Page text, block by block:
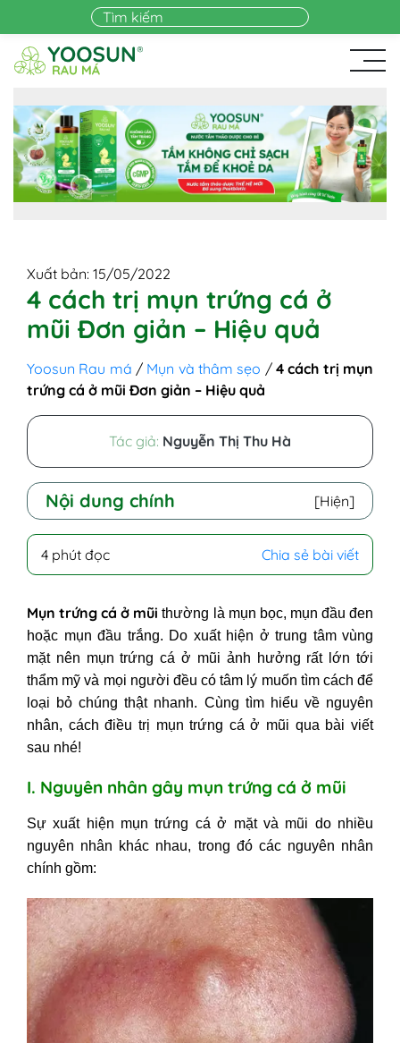
Skip to main content
Xuất bản: 15/05/2022
4 cách trị mụn trứng cá ở
mũi Đơn giản – Hiệu quả
Yoosun Rau má / Mụn và thâm sẹo /4 cách trị mụn
trứng cá ở mũi Đơn giản – Hiệu quả
Tác giả: Nguyễn Thị Thu Hà
Nội dung chính [Hiện]
I. Nguyên nhân gây mụn trứng cá ở
mũi
cá vùng mũi
III. Các phương pháp trị mụn trứng
cá ở mũi đơn giản
1. Sử dụng đá chườm lên mũi
2. Loại bỏ mụn mũi bằng giấm táo
4. Sử dụng kem trị mụn trứng cá ở mũi
IV. Các cách phòng ngừa mụn ở
mũi hiệu quả
4 phút đọc Chia sẻ bài viết
Mụn trứng cá ở mũi thường là mụn bọc, mụn đầu đen
hoặc mụn đầu trắng. Do xuất hiện ở trung tâm vùng
mặt nên mụn trứng cá ở mũi ảnh hưởng rất lớn tới
thẩm mỹ và mọi người đều có tâm lý muốn tìm cách để
loại bỏ chúng thật nhanh. Cùng tìm hiểu về nguyên
nhân, cách điều trị mụn trứng cá ở mũi qua bài viết
sau nhé!
I. Nguyên nhân gây mụn trứng cá ở mũi
Sự xuất hiện mụn trứng cá ở mặt và mũi do nhiều
nguyên nhân khác nhau, trong đó các nguyên nhân
chính gồm: